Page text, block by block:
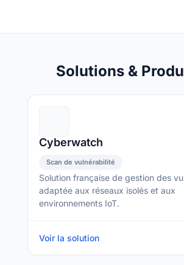
Solutions &
Cyberwatch
Scan de vulnérabilité
Solution française de gestion des
adaptée aux réseaux isolés et aux
environnements IoT.
Voir la solution